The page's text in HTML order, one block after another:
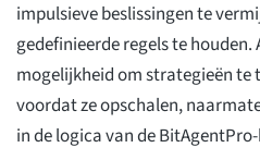
impulsieve beslissingen te
gedefinieerde regels te
mogelijkheid om strategieën te
voordat ze opschalen,
in de logica van de